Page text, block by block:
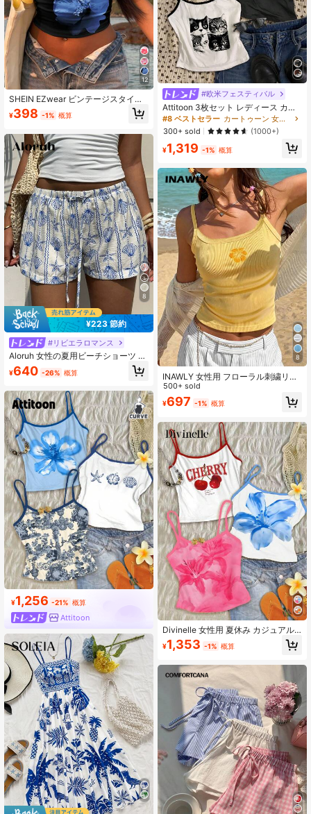
12
SHEIN EZwear ビンテージスタイル
バケーション ブルー フローラル プ
リント セクシースパゲッティストラ
たり
¥398 -1% 概算
8
¥223 節約
#リビエラロマンス
Aloruh 女性の夏用ビーチショーツ オ
ーシャンシェル&ヒトデ柄 ブルース
トライプ ウエストタイ
¥640 -26% 概算
¥1,256 -21% 概算
Attitoon
#欧米フェスティバル
Attitoon 3枚セット レディース カジ
ュアル 無地タンクトップ 猫・音楽・
西洋柄プリント付き、夏に最適
#8 ベストセラー
カートゥーン 女性用タンクトップ&キャミス
300+ sold
(1000+)
¥1,319 -1% 概算
8
INAWLY 女性用 フローラル刺繍リブ
キャミソールトップ、バケーション
スタイル
500+ sold
¥697 -1% 概算
Divinelle 女性用 夏休み カジュアル
フローラルプリント キャミソール
¥1,353 -1% 概算